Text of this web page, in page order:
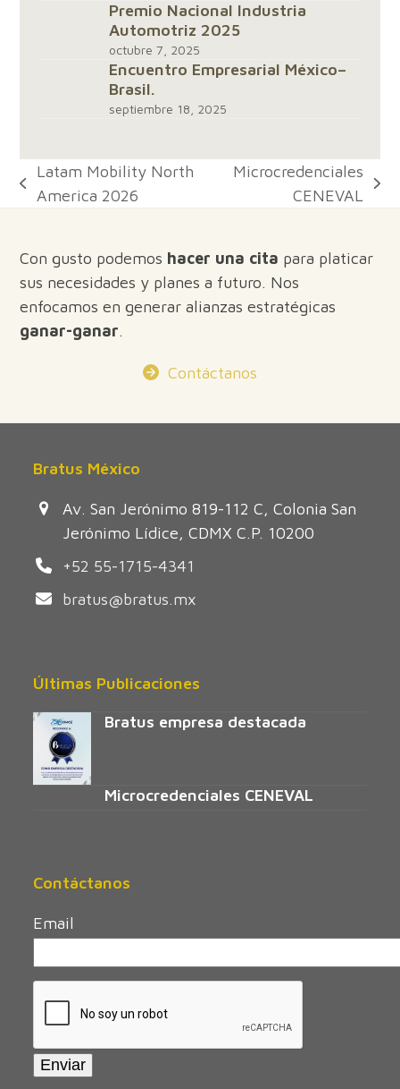
Premio Nacional Industria
Automotriz 2025
octubre 7, 2025
Encuentro Empresarial México–
Brasil.
septiembre 18, 2025
previous
Latam Mobility North
America 2026
Microcredenciales
CENEVAL
Con gusto podemos hacer una cita para platicar
sus necesidades y planes a futuro. Nos
enfocamos en generar alianzas estratégicas
ganar-ganar.
Contáctanos
Bratus México
Av. San Jerónimo 819-112 C, Colonia San
Jerónimo Lídice, CDMX C.P. 10200
+52 55-1715-4341
bratus@bratus.mx
Últimas Publicaciones
Bratus empresa destacada
Microcredenciales CENEVAL
Contáctanos
Email